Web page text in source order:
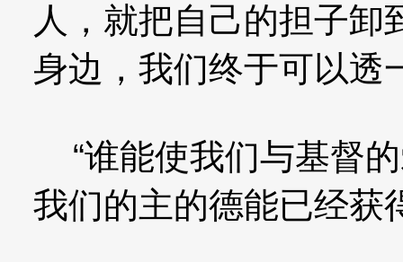
人，就把自己的担子
身边，我们终于可以透
“谁能使我们与基督
我们的主的德能已经获